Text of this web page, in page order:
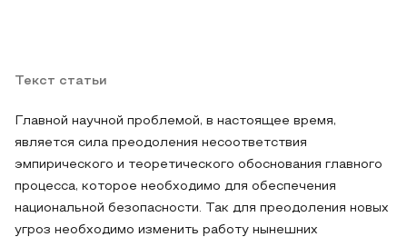
Текст статьи
Главной научной проблемой, в настоящее время,
является сила преодоления несоответствия
эмпирического и теоретического обоснования главного
процесса, которое необходимо для обеспечения
национальной безопасности. Так для преодоления новых
угроз необходимо изменить работу нынешних